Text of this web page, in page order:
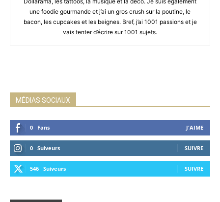
une foodie gourmande et j’ai un gros crush sur la poutine, le
bacon, les cupcakes et les beignes. Bref, j’ai 1001 passions et je
vais tenter d’écrire sur 1001 sujets.
MÉDIAS SOCIAUX
0 Fans J'AIME
0 Suiveurs SUIVRE
546 Suiveurs SUIVRE